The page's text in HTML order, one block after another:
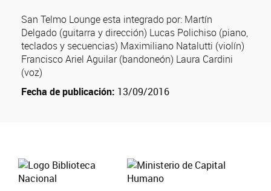
San Telmo Lounge esta integrado por: Martín
Delgado (guitarra y dirección) Lucas Polichiso (piano,
teclados y secuencias) Maximiliano Natalutti (violín)
Francisco Ariel Aguilar (bandoneón) Laura Cardini
(voz)
Fecha de publicación: 13/09/2016